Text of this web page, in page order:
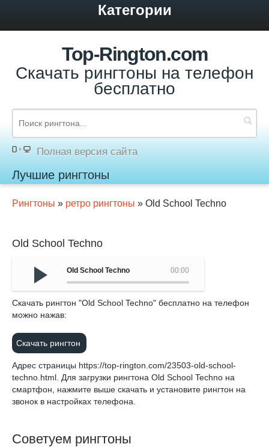
Категории
Top-Rington.com
Скачать рингтоны на телефон
бесплатно
Полная версия сайта
Лучшие рингтоны
Рингтоны » ретро рингтоны » Old School Techno
Old School Techno
00:00
Old School Techno
Cкачать рингтон "Old School Techno" бесплатно на телефон
можно нажав:
Скачать рингтон
Адрес страницы https://top-rington.com/23503-old-school-
techno.html . Для загрузки рингтона Old School Techno на
смартфон, нажмите выше скачать и установите рингтон на
звонок в настройках телефона.
Советуем рингтоны